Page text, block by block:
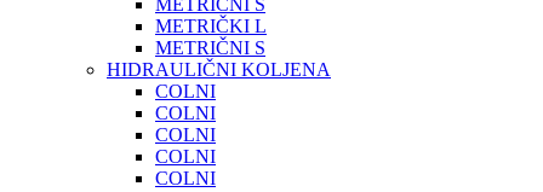
METRIČNI S
METRIČKI L
METRIČNI S
HIDRAULIČNI KOLJENA
COLNI
COLNI
COLNI
COLNI
COLNI